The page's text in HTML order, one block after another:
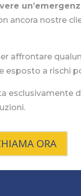
ancora nostre
affrontare
esposto a rischi
esclusivamente
ORA